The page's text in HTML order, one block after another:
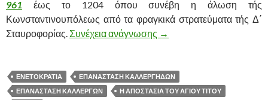
961 έως το 1204 όπου συνέβη η άλωση τής
Κωνσταντινουπόλεως από τα φραγκικά στρατεύματα τής Δ΄
Σταυροφορίας. Συνέχεια ανάγνωσης Η ΑΠΟΣΤΑΣΙΑ (ΤΟΥ
→
ΕΝΕΤΟΚΡΑΤΙΑ
ΕΠΑΝΑΣΤΑΣΗ ΚΑΛΛΕΡΓΗΔΩΝ
ΕΠΑΝΑΣΤΑΣΗ ΚΑΛΛΕΡΓΩΝ
Η ΑΠΟΣΤΑΣΙΑ ΤΟΥ ΑΓΙΟΥ ΤΙΤΟΥ